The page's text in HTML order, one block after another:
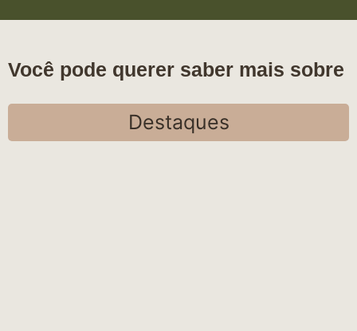
Você pode querer saber mais sobre
Destaques